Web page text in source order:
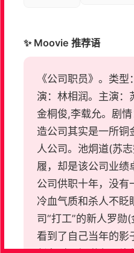
✨ Moovie 推荐语
《公司职员》。类
演：林相润。主演：
金桐俊,李载允。剧
造公司其实是一所铜
人公司。池炯道(苏
履，却是该公司业绩
公司供职十年，没有
冷血气质和杀人不眨
司“打工”的新人罗勋
看到了自己当年的影